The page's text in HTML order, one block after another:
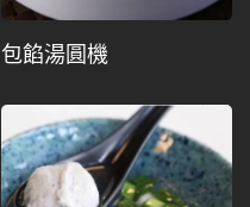
包餡湯圓機